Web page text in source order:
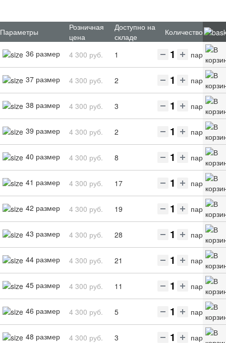
Параметры
Розничная
цена
Доступно на
складе
Количество
36 размер 4 300 руб. 1 пар
37 размер 4 300 руб. 2 пар
38 размер 4 300 руб. 3 пар
39 размер 4 300 руб. 2 пар
40 размер 4 300 руб. 8 пар
41 размер 4 300 руб. 17 пар
42 размер 4 300 руб. 19 пар
43 размер 4 300 руб. 28 пар
44 размер 4 300 руб. 21 пар
45 размер 4 300 руб. 11 пар
46 размер 4 300 руб. 5 пар
48 размер 4 300 руб. 3 пар